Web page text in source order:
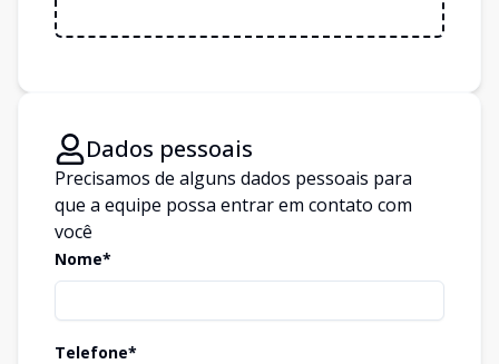
Dados pessoais
Precisamos de alguns dados pessoais para
que a equipe possa entrar em contato com
você
Nome*
Telefone*